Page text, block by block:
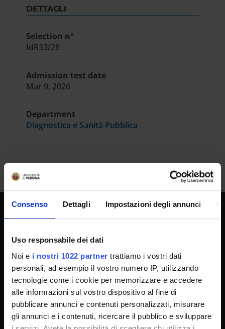
Consenso Dettagli Impostazioni degli annunci
Uso responsabile dei dati
Noi e i nostri 1022 partner trattiamo i vostri dati
personali, ad esempio il vostro numero IP, utilizzando
tecnologie come i cookie per memorizzare e accedere
alle informazioni sul vostro dispositivo al fine di
pubblicare annunci e contenuti personalizzati, misurare
gli annunci e i contenuti, ricercare il pubblico e sviluppare
DETTAGLI
Selection n°
IdR33/26
Admission test date
Mar 9, 2026
Department
Diagnostica e Sanità Pubblica
Official University Register
Job vacancies
Notifications